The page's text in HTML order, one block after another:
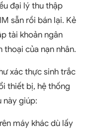
đại lý thu thập
sẵn rồi bán lại. Kẻ
tài khoản ngân
thoại của nạn nhân.
xác thực sinh trắc
thiết bị, hệ thống
này giúp:
máy khác dù lấy